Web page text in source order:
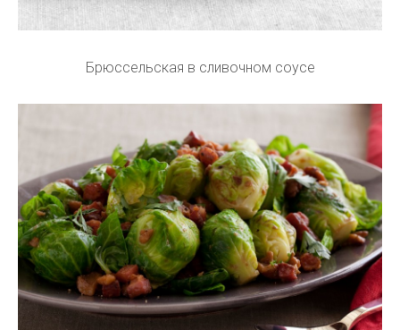
Брюссельская в сливочном соусе